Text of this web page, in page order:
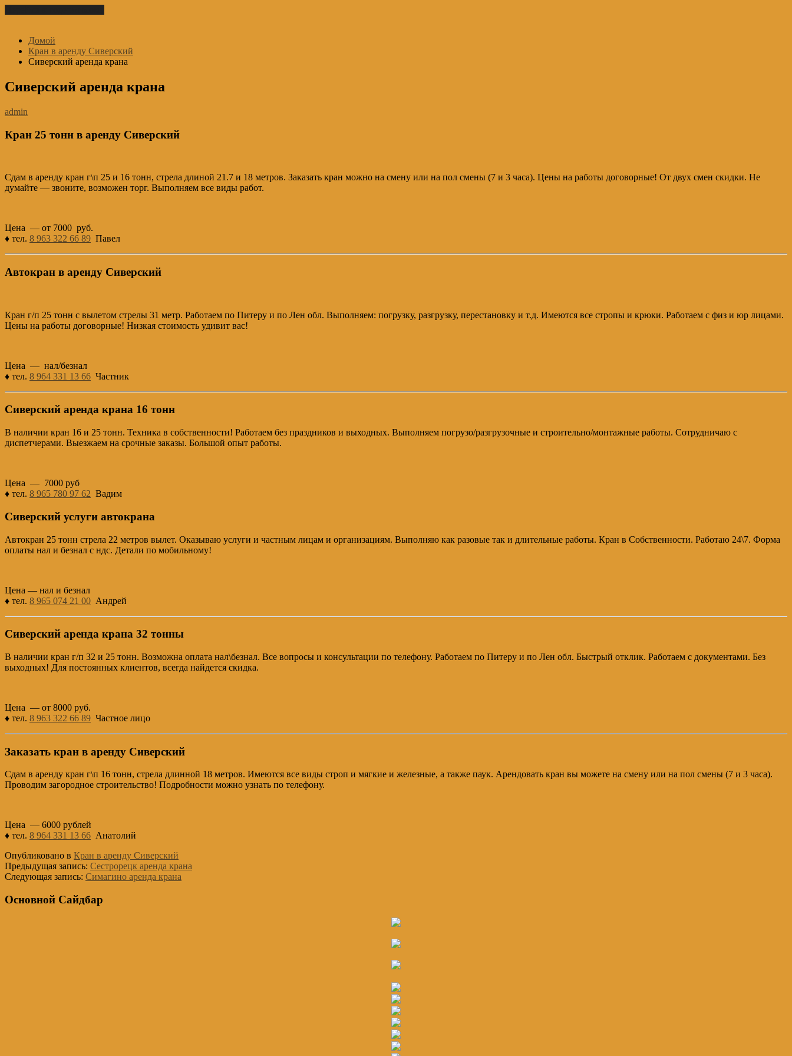
Домой
Кран в аренду Сиверский
Сиверский аренда крана
Сиверский аренда крана
admin
Кран 25 тонн в аренду Сиверский
Сдам в аренду кран г\п 25 и 16 тонн, стрела длиной 21.7 и 18 метров. Заказать кран можно на смену или на пол смены (7 и 3 часа). Цены на работы договорные! От двух смен скидки. Не
думайте — звоните, возможен торг. Выполняем все виды работ.
Цена — от 7000 руб.
♦ тел. 8 963 322 66 89 Павел
Автокран в аренду Сиверский
Кран г/п 25 тонн с вылетом стрелы 31 метр. Работаем по Питеру и по Лен обл. Выполняем: погрузку, разгрузку, перестановку и т.д. Имеются все стропы и крюки. Работаем с физ и юр лицами.
Цены на работы договорные! Низкая стоимость удивит вас!
Цена — нал/безнал
♦ тел. 8 964 331 13 66 Частник
Сиверский аренда крана 16 тонн
В наличии кран 16 и 25 тонн. Техника в собственности! Работаем без праздников и выходных. Выполняем погрузо/разгрузочные и строительно/монтажные работы. Сотрудничаю с
диспетчерами. Выезжаем на срочные заказы. Большой опыт работы.
Цена — 7000 руб
♦ тел. 8 965 780 97 62 Вадим
Сиверский услуги автокрана
Автокран 25 тонн стрела 22 метров вылет. Оказываю услуги и частным лицам и организациям. Выполняю как разовые так и длительные работы. Кран в Собственности. Работаю 24\7. Форма
оплаты нал и безнал с ндс. Детали по мобильному!
Цена — нал и безнал
♦ тел. 8 965 074 21 00 Андрей
Сиверский аренда крана 32 тонны
В наличии кран г/п 32 и 25 тонн. Возможна оплата нал\безнал. Все вопросы и консультации по телефону. Работаем по Питеру и по Лен обл. Быстрый отклик. Работаем с документами. Без
выходных! Для постоянных клиентов, всегда найдется скидка.
Цена — от 8000 руб.
♦ тел. 8 963 322 66 89 Частное лицо
Заказать кран в аренду Сиверский
Сдам в аренду кран г\п 16 тонн, стрела длинной 18 метров. Имеются все виды строп и мягкие и железные, а также паук. Арендовать кран вы можете на смену или на пол смены (7 и 3 часа).
Проводим загородное строительство! Подробности можно узнать по телефону.
Цена — 6000 рублей
♦ тел. 8 964 331 13 66 Анатолий
Опубликовано в Кран в аренду Сиверский
Предыдущая запись: Сестрорецк аренда крана
Следующая запись: Симагино аренда крана
Основной Сайдбар